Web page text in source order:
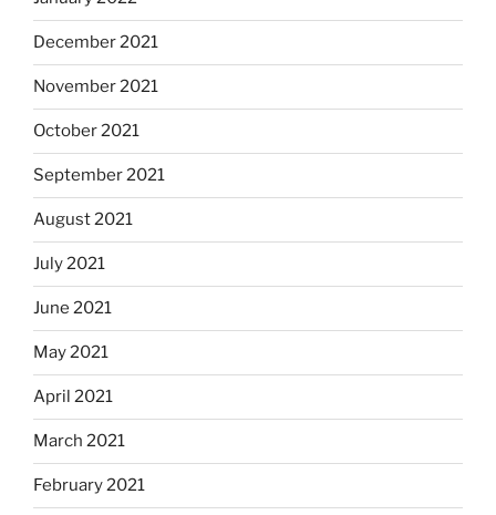
December 2021
November 2021
October 2021
September 2021
August 2021
July 2021
June 2021
May 2021
April 2021
March 2021
February 2021